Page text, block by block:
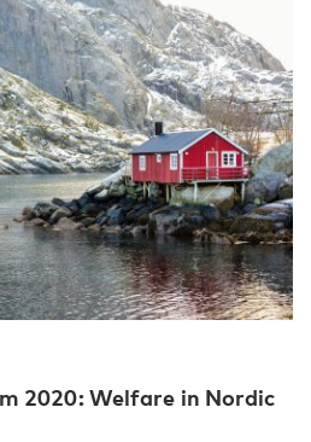
2020: Welfare in Nordic